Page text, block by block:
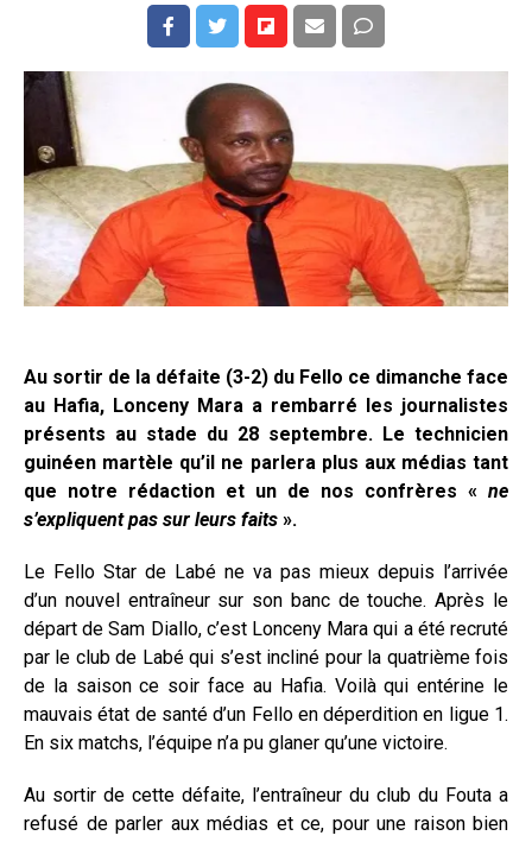
Au sortir de la défaite (3-2) du Fello ce dimanche face
au Hafia, Lonceny Mara a rembarré les journalistes
présents au stade du 28 septembre. Le technicien
guinéen martèle qu’il ne parlera plus aux médias tant
que notre rédaction et un de nos confrères « ne
s’expliquent pas sur leurs faits ».
Le Fello Star de Labé ne va pas mieux depuis l’arrivée
d’un nouvel entraîneur sur son banc de touche. Après le
départ de Sam Diallo, c’est Lonceny Mara qui a été recruté
par le club de Labé qui s’est incliné pour la quatrième fois
de la saison ce soir face au Hafia. Voilà qui entérine le
mauvais état de santé d’un Fello en déperdition en ligue 1.
En six matchs, l’équipe n’a pu glaner qu’une victoire.
Au sortir de cette défaite, l’entraîneur du club du Fouta a
refusé de parler aux médias et ce, pour une raison bien